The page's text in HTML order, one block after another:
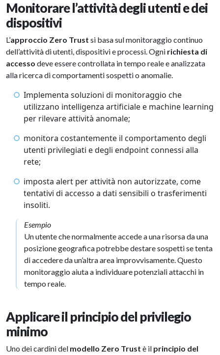
Monitorare l’attività degli utenti e dei
dispositivi
L’approccio Zero Trust si basa sul monitoraggio continuo
dell’attività di utenti, dispositivi e processi. Ogni richiesta di
accesso deve essere controllata in tempo reale e analizzata
alla ricerca di comportamenti sospetti o anomalie.
Implementa soluzioni di monitoraggio che
utilizzano intelligenza artificiale e machine learning
per rilevare attività anomale;
monitora costantemente il comportamento degli
utenti privilegiati e degli endpoint connessi alla
rete;
imposta alert per attività non autorizzate, come
tentativi di accesso a dati sensibili o trasferimenti
insoliti.
Esempio
Un utente che normalmente accede a una risorsa da una
posizione geografica potrebbe destare sospetti se tenta
di accedere da un’altra area improvvisamente. Questo
monitoraggio aiuta a individuare potenziali attacchi in
tempo reale.
Applicare il principio del privilegio
minimo
Uno dei cardini del modello Zero Trust è il principio del